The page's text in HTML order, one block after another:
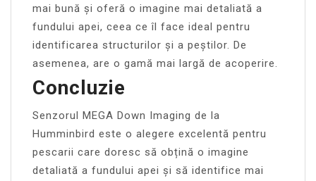
mai bună și oferă o imagine mai detaliată a
fundului apei, ceea ce îl face ideal pentru
identificarea structurilor și a peștilor. De
asemenea, are o gamă mai largă de acoperire.
Concluzie
Senzorul MEGA Down Imaging de la
Humminbird este o alegere excelentă pentru
pescarii care doresc să obțină o imagine
detaliată a fundului apei și să identifice mai